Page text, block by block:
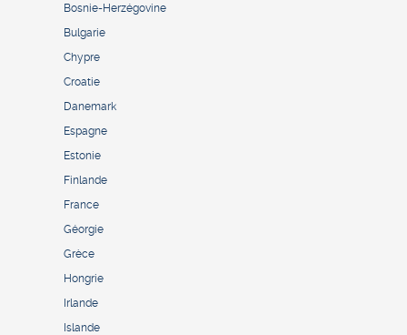
Bosnie-Herzégovine
Bulgarie
Chypre
Croatie
Danemark
Espagne
Estonie
Finlande
France
Géorgie
Grèce
Hongrie
Irlande
Islande